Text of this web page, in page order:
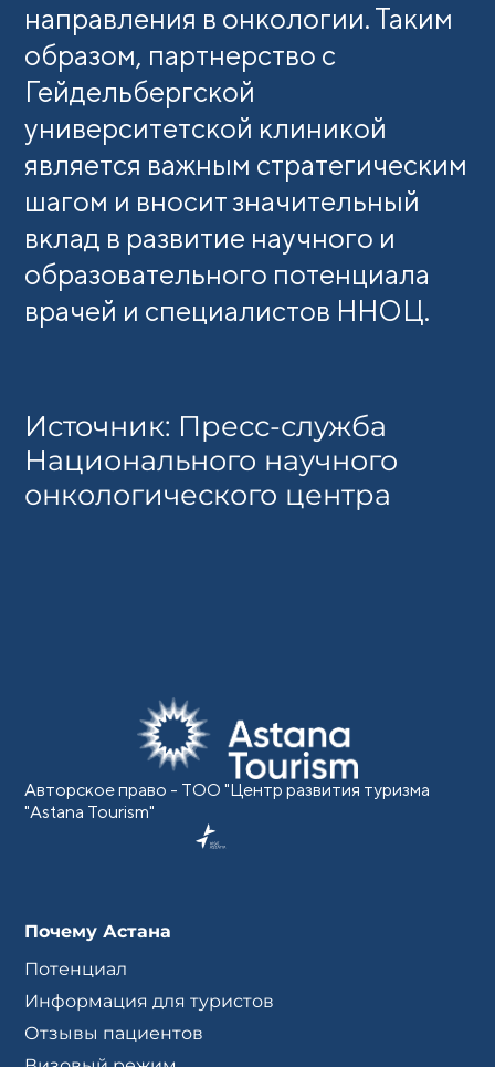
направления в онкологии. Таким
образом, партнерство с
Гейдельбергской
университетской клиникой
является важным стратегическим
шагом и вносит значительный
вклад в развитие научного и
образовательного потенциала
врачей и специалистов ННОЦ.
Источник: Пресс-служба
Национального научного
онкологического центра
Авторское право - ТОО "Центр развития туризма
"Astana Tourism"
Почему Астана
Потенциал
Информация для туристов
Отзывы пациентов